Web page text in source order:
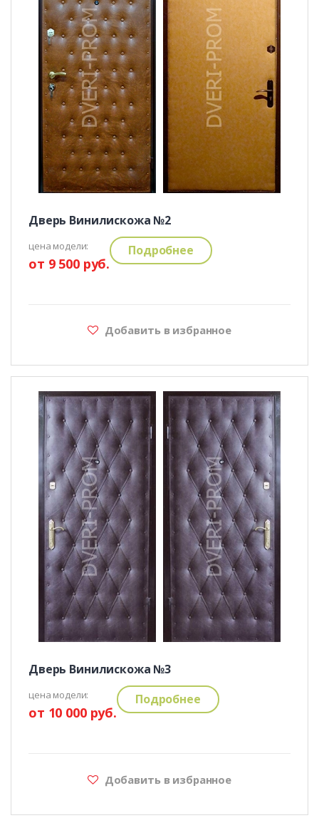
Дверь Винилискожа №2
цена модели:
от 9 500 руб.
Подробнее
Добавить в избранное
Дверь Винилискожа №3
цена модели:
от 10 000 руб.
Подробнее
Добавить в избранное